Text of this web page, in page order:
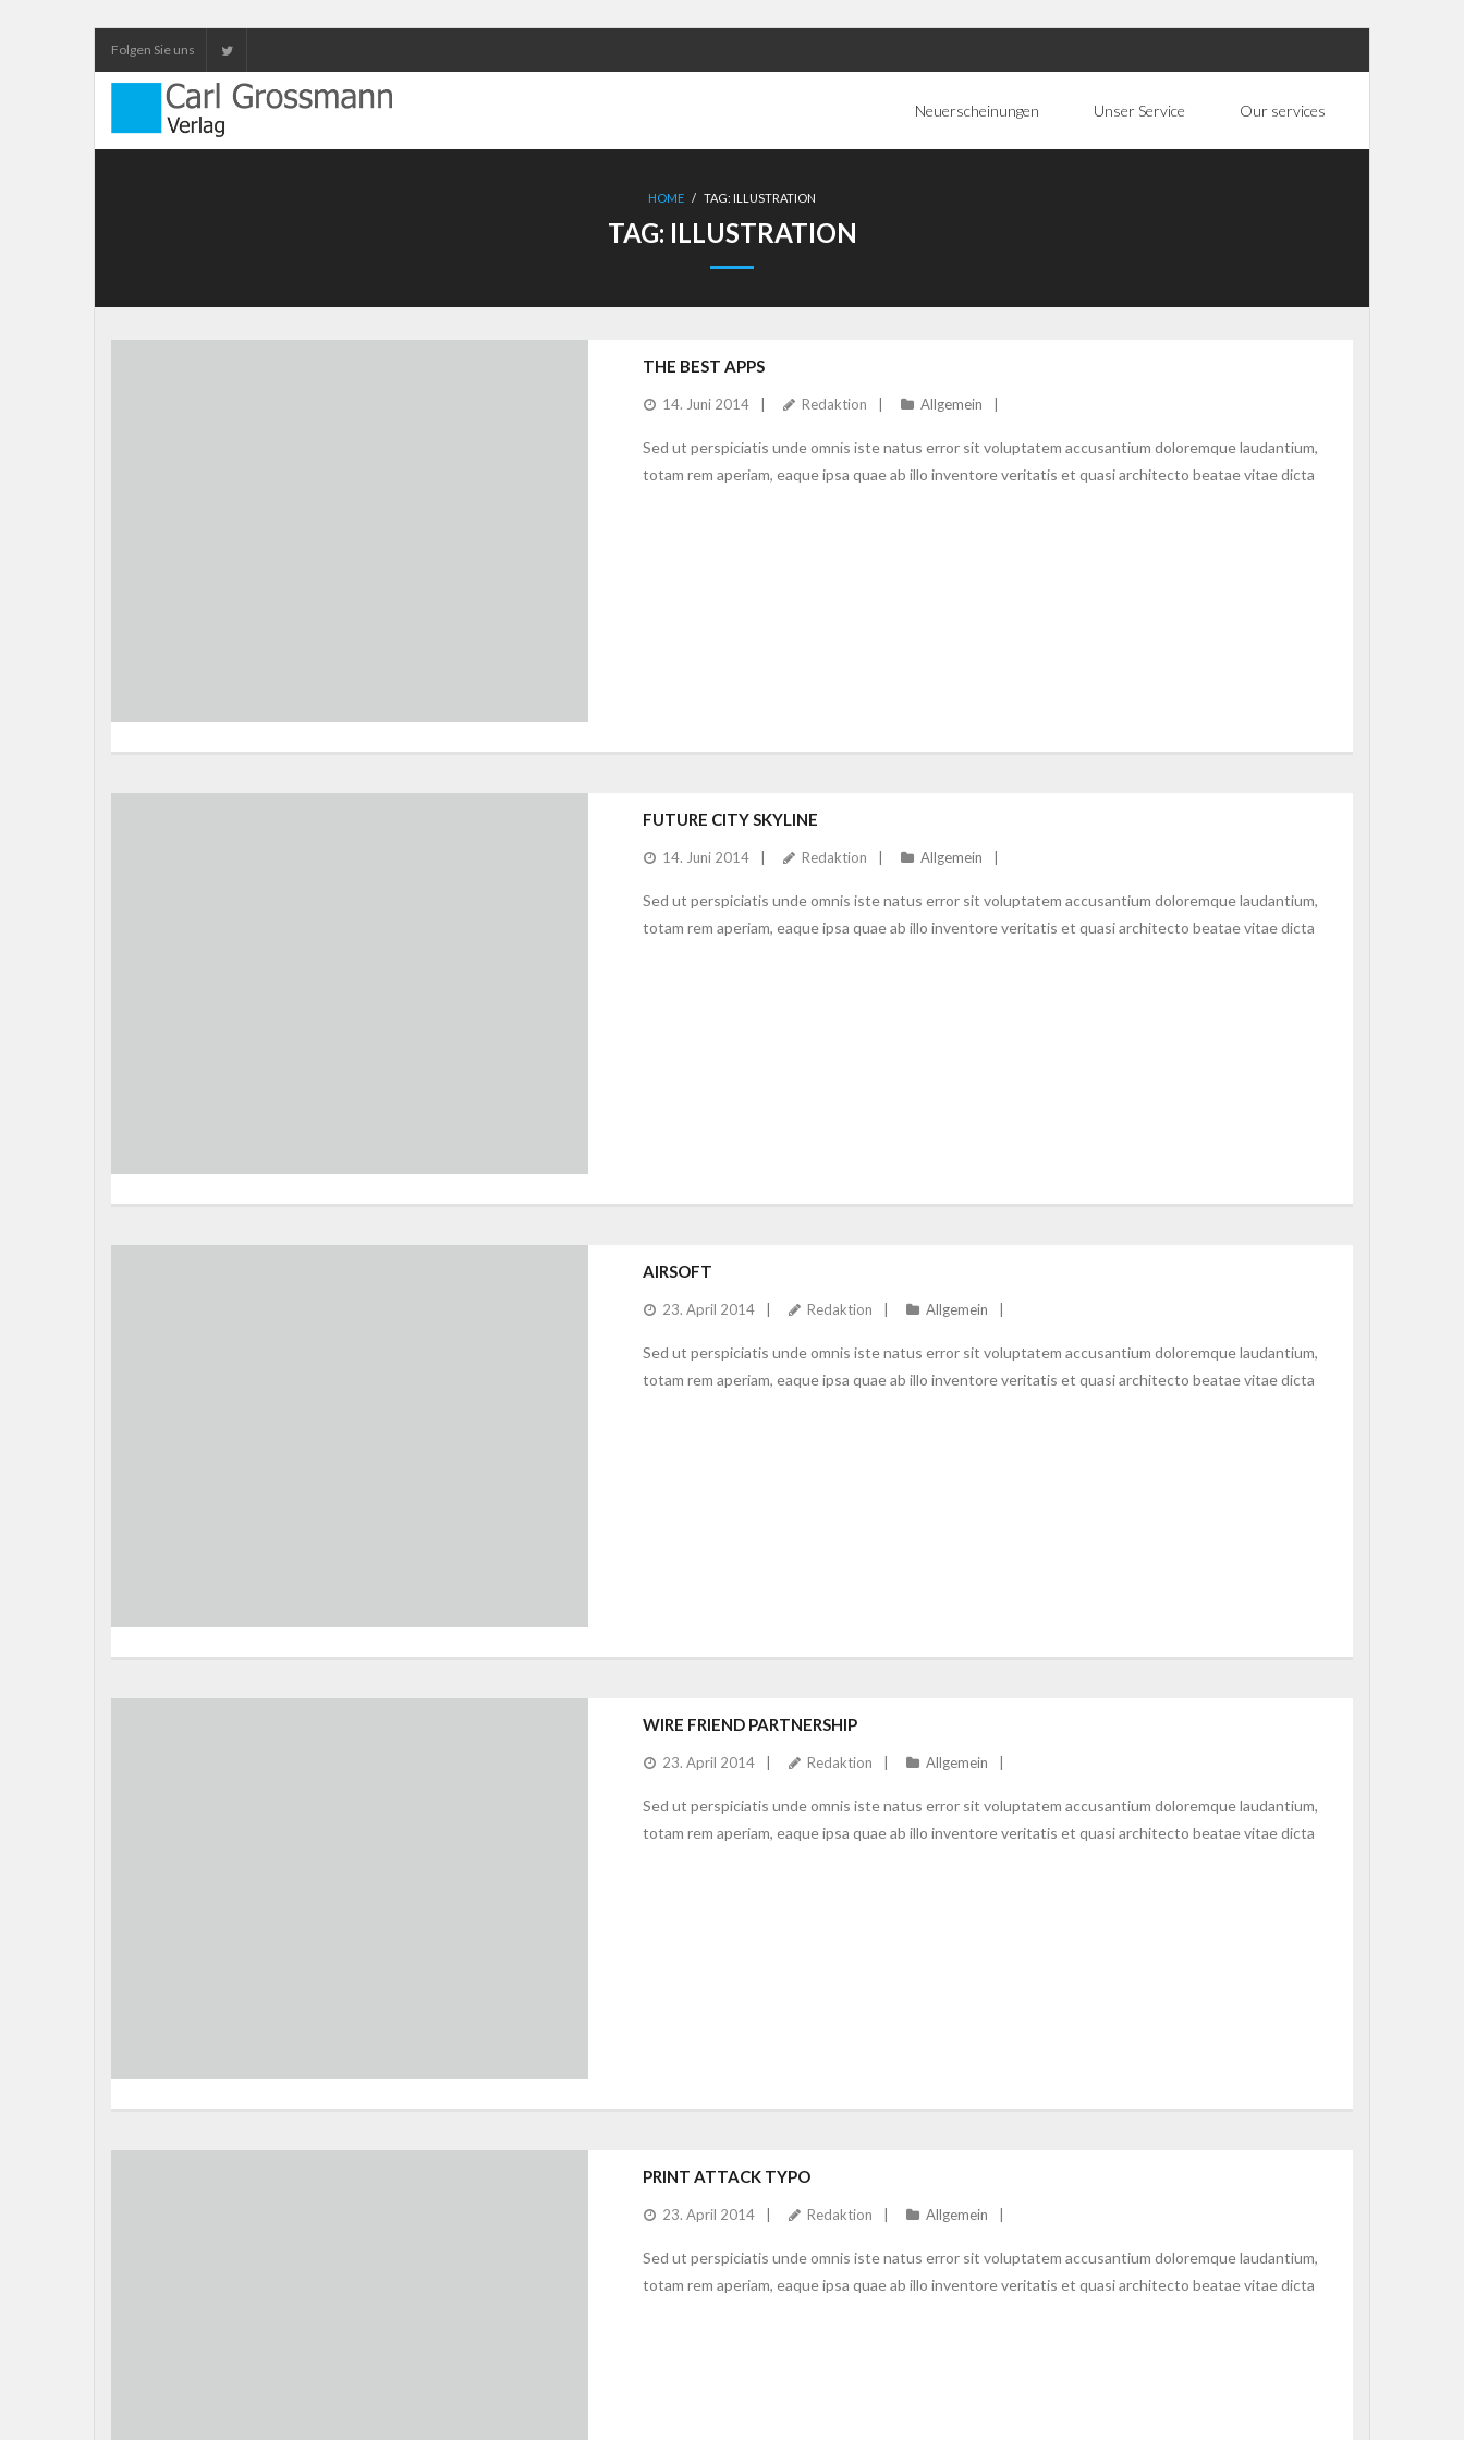
Folgen Sie uns
Neuerscheinungen Unser Service Our services
HOME / TAG: ILLUSTRATION
TAG: ILLUSTRATION
THE BEST APPS
14. Juni 2014 Redaktion Allgemein
Sed ut perspiciatis unde omnis iste natus error sit voluptatem accusantium doloremque laudantium,
totam rem aperiam, eaque ipsa quae ab illo inventore veritatis et quasi architecto beatae vitae dicta
FUTURE CITY SKYLINE
14. Juni 2014 Redaktion Allgemein
Sed ut perspiciatis unde omnis iste natus error sit voluptatem accusantium doloremque laudantium,
totam rem aperiam, eaque ipsa quae ab illo inventore veritatis et quasi architecto beatae vitae dicta
AIRSOFT
23. April 2014 Redaktion Allgemein
Sed ut perspiciatis unde omnis iste natus error sit voluptatem accusantium doloremque laudantium,
totam rem aperiam, eaque ipsa quae ab illo inventore veritatis et quasi architecto beatae vitae dicta
WIRE FRIEND PARTNERSHIP
23. April 2014 Redaktion Allgemein
Sed ut perspiciatis unde omnis iste natus error sit voluptatem accusantium doloremque laudantium,
totam rem aperiam, eaque ipsa quae ab illo inventore veritatis et quasi architecto beatae vitae dicta
PRINT ATTACK TYPO
23. April 2014 Redaktion Allgemein
Sed ut perspiciatis unde omnis iste natus error sit voluptatem accusantium doloremque laudantium,
totam rem aperiam, eaque ipsa quae ab illo inventore veritatis et quasi architecto beatae vitae dicta